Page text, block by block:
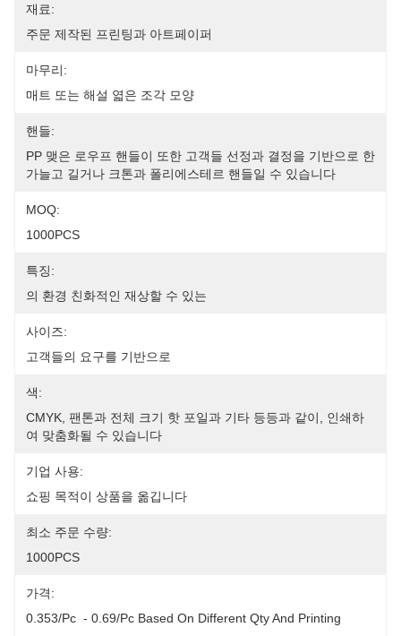
재료:
주문 제작된 프린팅과 아트페이퍼
마무리:
매트 또는 해설 엷은 조각 모양
핸들:
PP 맺은 로우프 핸들이 또한 고객들 선정과 결정을 기반으로 한
가늘고 길거나 크톤과 폴리에스테르 핸들일 수 있습니다
MOQ:
1000PCS
특징:
의 환경 친화적인 재상할 수 있는
사이즈:
고객들의 요구를 기반으로
색:
CMYK, 팬톤과 전체 크기 핫 포일과 기타 등등과 같이, 인쇄하
여 맞춤화될 수 있습니다
기업 사용:
쇼핑 목적이 상품을 옮깁니다
최소 주문 수량:
1000PCS
가격:
0.353/pc  - 0.69/pc Based On Different Qty And Printing